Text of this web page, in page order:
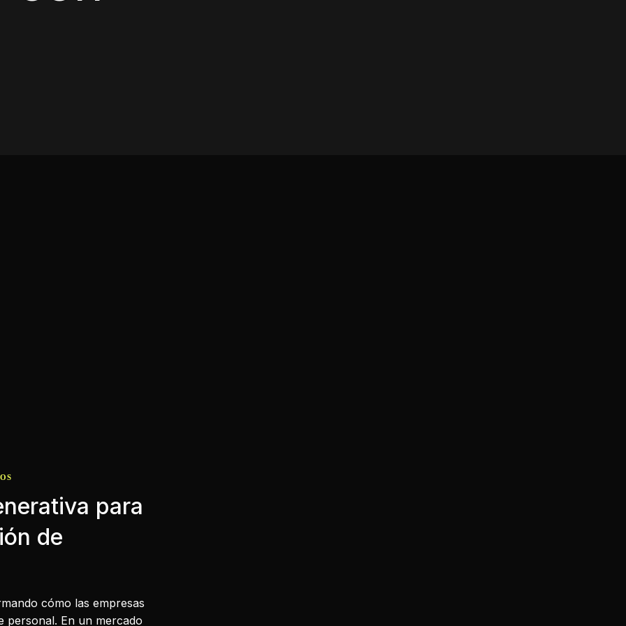
para
de
cómo las empresas
personal. En un mercado